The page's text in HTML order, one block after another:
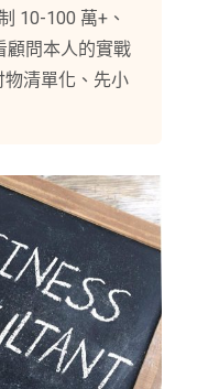
10-100 萬+、
顧問本人的實戰
清單化、先小